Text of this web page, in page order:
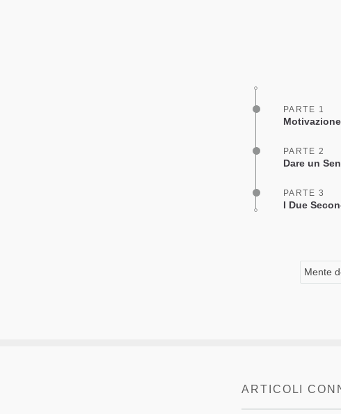
PARTE 1
PARTE 2
Dare un
PARTE 3
I Due
Mente
ARTICOLI